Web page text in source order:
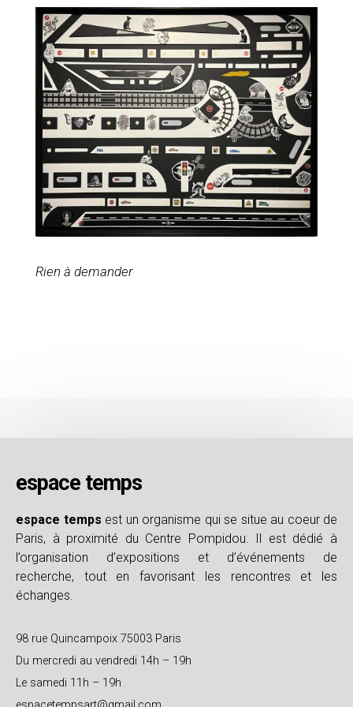
Rien à demander
espace temps
espace temps est un organisme qui se situe au coeur de
Paris, à proximité du Centre Pompidou. Il est dédié à
l’organisation d’expositions et d’événements de
recherche, tout en favorisant les rencontres et les
échanges.
98 rue Quincampoix 75003 Paris
Du mercredi au vendredi 14h – 19h
Le samedi 11h – 19h